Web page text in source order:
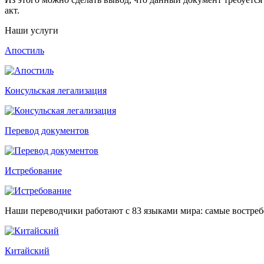
акт.
Наши услуги
Апостиль
Консульская легализация
Перевод документов
Истребование
Наши переводчики работают с 83 языками мира: самые
Китайский